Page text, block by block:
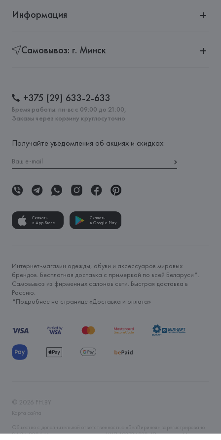
Информация
Самовывоз: г. Минск
+375 (29) 633-2-633
Время работы: пн-вс с 09:00 до 21:00,
Заказы через корзину круглосуточно
Получайте уведомления об акциях и скидках:
Скачать
в App Store
Скачать
в Google Play
Интернет-магазин одежды, обуви и аксессуаров мировых
брендов. Бесплатная доставка с примеркой по всей Беларуси*.
Самовывоз из фирменных салонов сети. Быстрая доставка в
Россию.
*Подробнее на странице «Доставка и оплата»
© 2026 FH.BY
Карта сайта
Общество с дополнительной ответственностью «БелВиринея» зарегистрировано
06.04.2006 Минским горисполкомом. УНП 190706320. Юр.адрес: г. Минск, ул.